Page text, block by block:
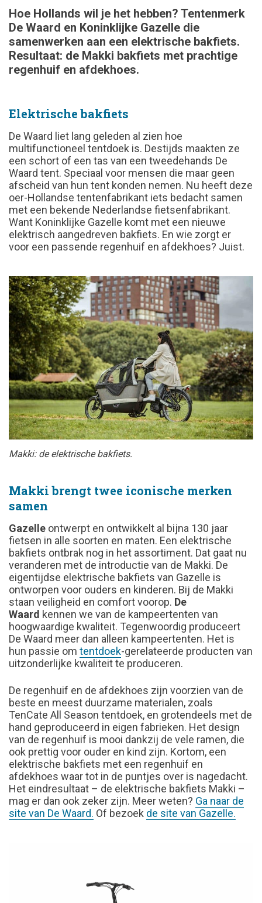
Hoe Hollands wil je het hebben? Tentenmerk
De Waard en Koninklijke Gazelle die
samenwerken aan een elektrische bakfiets.
Resultaat: de Makki bakfiets met prachtige
regenhuif en afdekhoes.
Elektrische bakfiets
De Waard liet lang geleden al zien hoe
multifunctioneel tentdoek is. Destijds maakten ze
een schort of een tas van een tweedehands De
Waard tent. Speciaal voor mensen die maar geen
afscheid van hun tent konden nemen. Nu heeft deze
oer-Hollandse tentenfabrikant iets bedacht samen
met een bekende Nederlandse fietsenfabrikant.
Want Koninklijke Gazelle komt met een nieuwe
elektrisch aangedreven bakfiets. En wie zorgt er
voor een passende regenhuif en afdekhoes? Juist.
Makki: de elektrische bakfiets.
Makki brengt twee iconische merken
samen
Gazelle ontwerpt en ontwikkelt al bijna 130 jaar
fietsen in alle soorten en maten. Een elektrische
bakfiets ontbrak nog in het assortiment. Dat gaat nu
veranderen met de introductie van de Makki. De
eigentijdse elektrische bakfiets van Gazelle is
ontworpen voor ouders en kinderen. Bij de Makki
staan veiligheid en comfort voorop. De
Waard kennen we van de kampeertenten van
hoogwaardige kwaliteit. Tegenwoordig produceert
De Waard meer dan alleen kampeertenten. Het is
hun passie om tentdoek-gerelateerde producten van
uitzonderlijke kwaliteit te produceren.
De regenhuif en de afdekhoes zijn voorzien van de
beste en meest duurzame materialen, zoals
TenCate All Season tentdoek, en grotendeels met de
hand geproduceerd in eigen fabrieken. Het design
van de regenhuif is mooi dankzij de vele ramen, die
ook prettig voor ouder en kind zijn. Kortom, een
elektrische bakfiets met een regenhuif en
afdekhoes waar tot in de puntjes over is nagedacht.
Het eindresultaat – de elektrische bakfiets Makki –
mag er dan ook zeker zijn. Meer weten? Ga naar de
site van De Waard. Of bezoek de site van Gazelle.